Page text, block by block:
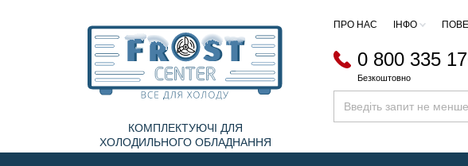
КОМПЛЕКТУЮЧІ ДЛЯ
ХОЛОДИЛЬНОГО ОБЛАДНАННЯ
ПРО НАС ІНФО
0 800 335
Безкоштовно